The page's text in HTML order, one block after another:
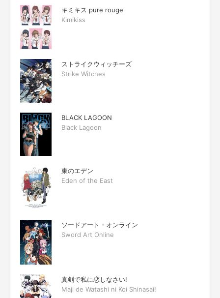
キミキス pure rouge
Kimikiss
ストライクウィッチーズ
Strike Witches
BLACK LAGOON
Black Lagoon
東のエデン
Eden of the East
ソードアート・オンライン
Sword Art Online
真剣で私に恋しなさい!
Maji de Watashi ni Koi Shinasai!